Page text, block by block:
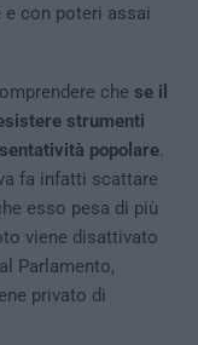
e con poteri assai
che se il
strumenti
popolare.
fa infatti scattare
esso pesa di più
viene disattivato
Parlamento,
privato di